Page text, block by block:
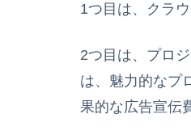
1つ目は、クラ
2つ目は、プロ
は、魅力的なプ
果的な広告宣伝